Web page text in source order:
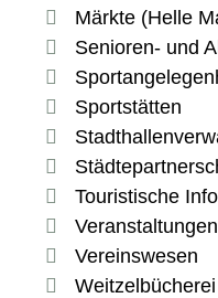
Märkte (Helle
Senioren- und
Sportstätten
Touristische
Veranstaltungen
Vereinswesen
Weitzelbücherei